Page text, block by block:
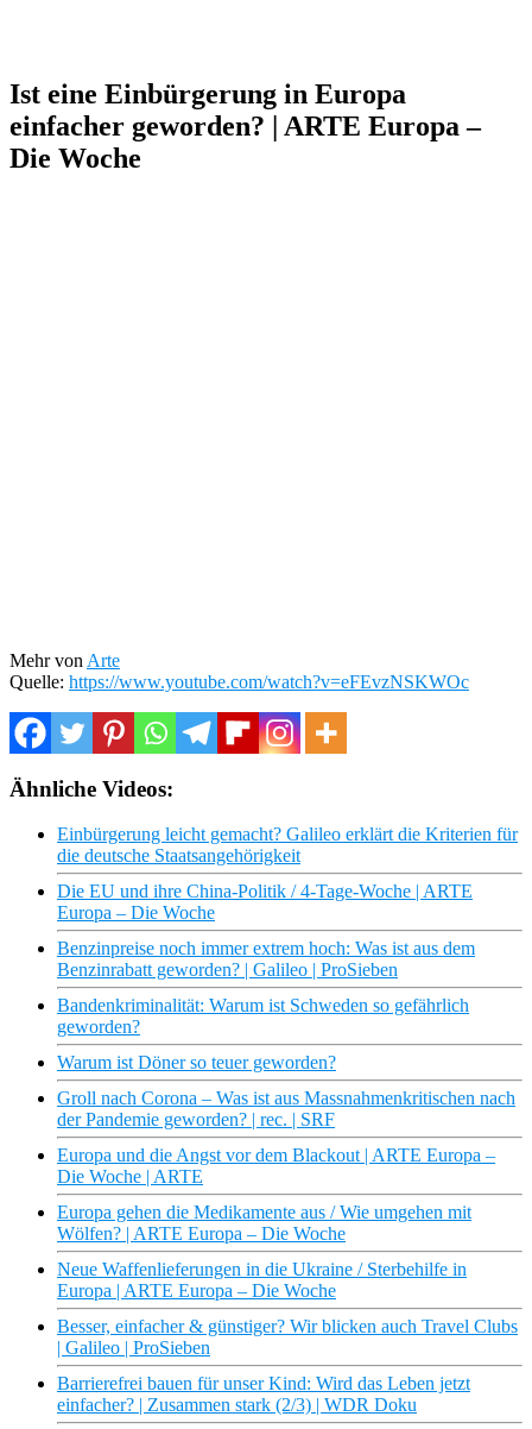
Ist eine Einbürgerung in Europa
einfacher geworden? | ARTE Europa –
Die Woche
Mehr von Arte
Quelle: https://www.youtube.com/watch?v=eFEvzNSKWOc
Ähnliche Videos:
Einbürgerung leicht gemacht? Galileo erklärt die Kriterien für
die deutsche Staatsangehörigkeit
Die EU und ihre China-Politik / 4-Tage-Woche | ARTE
Europa – Die Woche
Benzinpreise noch immer extrem hoch: Was ist aus dem
Benzinrabatt geworden? | Galileo | ProSieben
Bandenkriminalität: Warum ist Schweden so gefährlich
geworden?
Warum ist Döner so teuer geworden?
Groll nach Corona – Was ist aus Massnahmenkritischen nach
der Pandemie geworden? | rec. | SRF
Europa und die Angst vor dem Blackout | ARTE Europa –
Die Woche | ARTE
Europa gehen die Medikamente aus / Wie umgehen mit
Wölfen? | ARTE Europa – Die Woche
Neue Waffenlieferungen in die Ukraine / Sterbehilfe in
Europa | ARTE Europa – Die Woche
Besser, einfacher & günstiger? Wir blicken auch Travel Clubs
| Galileo | ProSieben
Barrierefrei bauen für unser Kind: Wird das Leben jetzt
einfacher? | Zusammen stark (2/3) | WDR Doku